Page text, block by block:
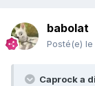
babolat
Posté(e) le
Caprock a